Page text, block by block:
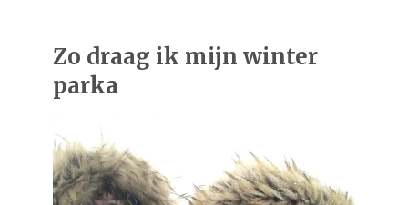
Zo draag ik mijn winter
parka